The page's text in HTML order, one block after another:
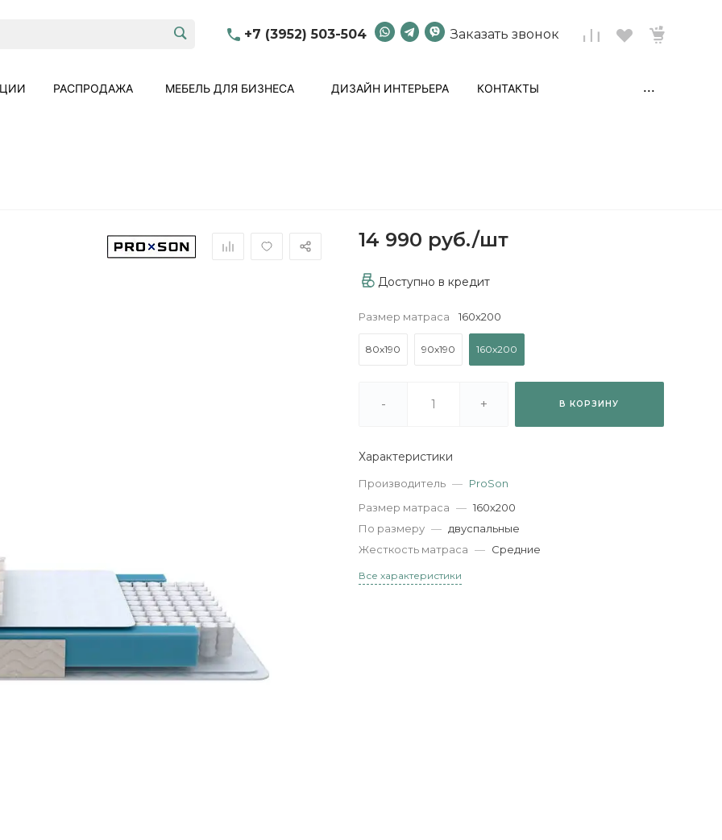
+7 (3952) 503-504 Заказать звонок
РАСПРОДАЖА МЕБЕЛЬ ДЛЯ БИЗНЕСА ДИЗАЙН ИНТЕРЬЕРА КОНТАКТЫ ...
14 990 руб./шт
Доступно в кредит
Размер матраса 160х200
80х190 90х190 160х200
- + В КОРЗИНУ
Характеристики
Производитель — ProSon
Размер матраса — 160х200
По размеру — двуспальные
Жесткость матраса — Средние
Все характеристики